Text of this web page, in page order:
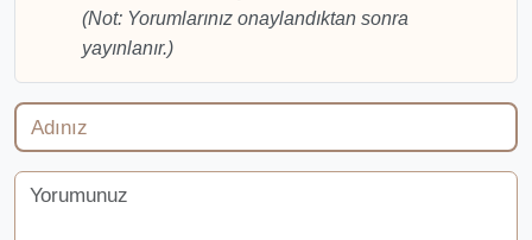
(Not: Yorumlarınız onaylandıktan sonra
yayınlanır.)